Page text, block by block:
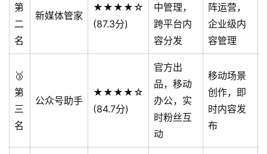
第
二
名
新媒体管家
★★★★☆
(87.3分)
中管理，
跨平台内
容分发
阵运营，
企业级内
容管理
🥉
第
三
名
公众号助手
★★★★☆
(84.7分)
官方出
品，移动
办公，实
时粉丝互
动
移动场景
创作，即
时内容发
布